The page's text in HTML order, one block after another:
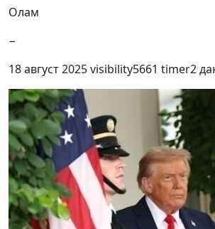
Олам
−
18 август 2025visibility5661 timer2